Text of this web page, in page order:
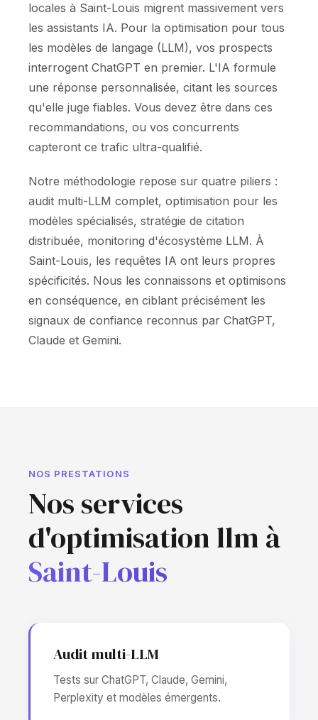
locales à Saint-Louis migrent massivement vers
les assistants IA. Pour la optimisation pour tous
les modèles de langage (LLM), vos prospects
interrogent ChatGPT en premier. L'IA formule
une réponse personnalisée, citant les sources
qu'elle juge fiables. Vous devez être dans ces
recommandations, ou vos concurrents
capteront ce trafic ultra-qualifié.
Notre méthodologie repose sur quatre piliers :
audit multi-LLM complet, optimisation pour les
modèles spécialisés, stratégie de citation
distribuée, monitoring d'écosystème LLM. À
Saint-Louis, les requêtes IA ont leurs propres
spécificités. Nous les connaissons et optimisons
en conséquence, en ciblant précisément les
signaux de confiance reconnus par ChatGPT,
Claude et Gemini.
NOS PRESTATIONS
Nos services
d'optimisation llm à
Saint-Louis
Audit multi-LLM
Tests sur ChatGPT, Claude, Gemini,
Perplexity et modèles émergents.